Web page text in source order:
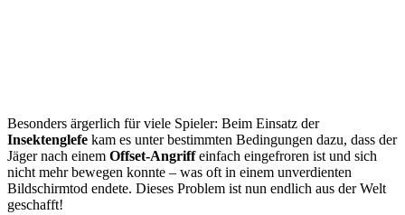
Besonders ärgerlich für viele Spieler: Beim Einsatz der
Insektenglefe kam es unter bestimmten Bedingungen dazu, dass der
Jäger nach einem Offset-Angriffeinfach eingefroren ist und sich
nicht mehr bewegen konnte – was oft in einem unverdienten
Bildschirmtod endete. Dieses Problem ist nun endlich aus der Welt
geschafft!